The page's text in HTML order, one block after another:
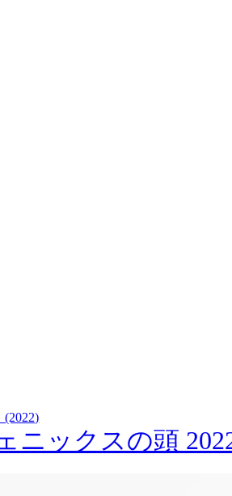
(2022)
ニックスの頭